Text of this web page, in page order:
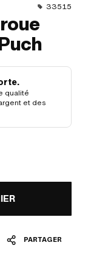
33515
qualité
et des
PARTAGER